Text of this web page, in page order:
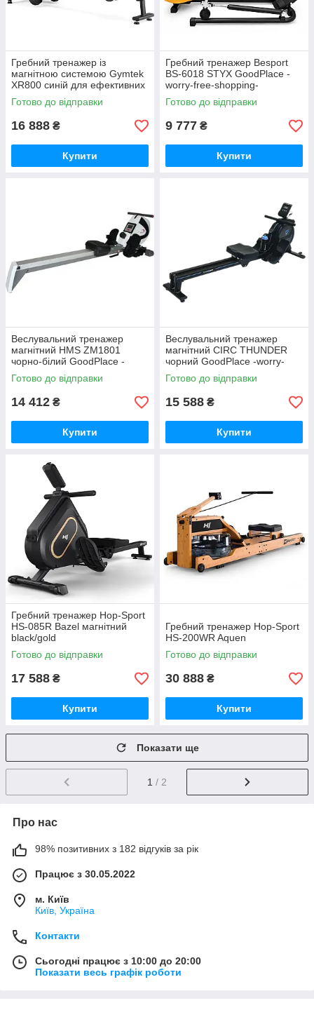
Гребний тренажер із
магнітною системою Gymtek
XR800 синій для ефективних
тренувань GoodPlace -worry-
free-shopping-
Готово до відправки
16 888 ₴
Купити
Гребний тренажер Besport
BS-6018 STYX GoodPlace -
worry-free-shopping-
Готово до відправки
9 777 ₴
Купити
Веслувальний тренажер
магнітний HMS ZM1801
чорно-білий GoodPlace -
worry-free-shopping-
Готово до відправки
14 412 ₴
Купити
Веслувальний тренажер
магнітний CIRC THUNDER
чорний GoodPlace -worry-
free-shopping-
Готово до відправки
15 588 ₴
Купити
Гребний тренажер Hop-Sport
HS-085R Bazel магнітний
black/gold
Готово до відправки
17 588 ₴
Купити
Гребний тренажер Hop-Sport
HS-200WR Aquen
Готово до відправки
30 888 ₴
Купити
Показати ще
1 / 2
Про нас
98% позитивних з 182 відгуків за рік
Працює з 30.05.2022
м. Київ
Київ, Україна
Контакти
Сьогодні працює з 10:00 до 20:00
Показати весь графік роботи